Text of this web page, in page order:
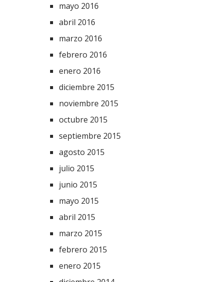
mayo 2016
abril 2016
marzo 2016
febrero 2016
enero 2016
diciembre 2015
noviembre 2015
octubre 2015
septiembre 2015
agosto 2015
julio 2015
junio 2015
mayo 2015
abril 2015
marzo 2015
febrero 2015
enero 2015